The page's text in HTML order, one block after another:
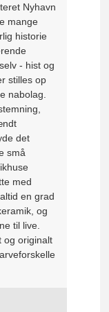
Nyhavn
mange
historie
- hist og
stilles op
nabolag.
det
små
med
en grad
og
til live.
og originalt